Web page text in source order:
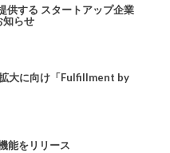
供する スタートアップ企業
知らせ
大に向け「Fulfillment by
能をリリース